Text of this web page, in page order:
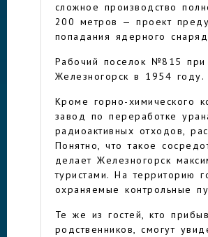
сложное производство
200 метров — проект
попадания ядерного
Рабочий поселок №815 при
Железногорск в 1954 году.
Кроме горно-химического
завод по переработке
радиоактивных отходов,
Понятно, что такое
делает Железногорск
туристами. На территорию
охраняемые контрольные
Те же из гостей, кто
родственников, смогут